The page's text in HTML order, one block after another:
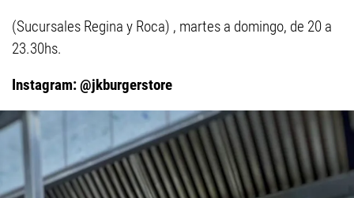
(Sucursales Regina y Roca) , martes a domingo, de 20 a
23.30hs.
Instagram: @jkburgerstore